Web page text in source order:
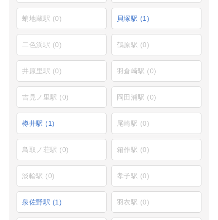
蛸地蔵駅 (0) 貝塚駅 (1)
二色浜駅 (0) 鶴原駅 (0)
井原里駅 (0) 羽倉崎駅 (0)
吉見ノ里駅 (0) 岡田浦駅 (0)
樽井駅 (1) 尾崎駅 (0)
鳥取ノ荘駅 (0) 箱作駅 (0)
淡輪駅 (0) 孝子駅 (0)
泉佐野駅 (1) 羽衣駅 (0)